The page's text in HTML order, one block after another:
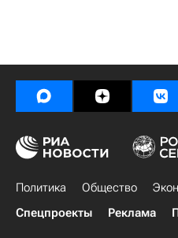
Политика Общество
Спецпроекты
Реклама